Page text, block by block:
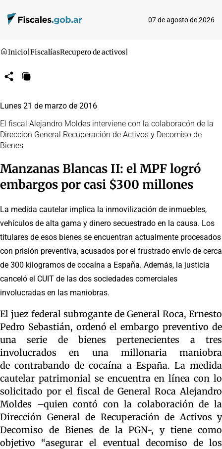
07 de agosto de 2026
Inicio FiscalíasRecupero de activos
CompartirCopiar
Lunes 21 de marzo de 2016
El fiscal Alejandro Moldes interviene con la colaboracón de la
Dirección General Recuperación de Activos y Decomiso de
Bienes
Manzanas Blancas II: el MPF logró
embargos por casi $300 millones
La medida cautelar implica la inmovilización de inmuebles,
vehículos de alta gama y dinero secuestrado en la causa. Los
titulares de esos bienes se encuentran actualmente procesados
con prisión preventiva, acusados por el frustrado envío de cerca
de 300 kilogramos de cocaína a España. Además, la justicia
canceló el CUIT de las dos sociedades comerciales
involucradas en las maniobras.
El juez federal subrogante de General Roca, Ernesto
Pedro Sebastián, ordenó el embargo preventivo de
una serie de bienes pertenecientes a tres
involucrados en una millonaria maniobra
de contrabando de cocaína a España. La medida
cautelar patrimonial se encuentra en línea con lo
solicitado por el fiscal de General Roca Alejandro
Moldes –quien contó con la colaboración de la
Dirección General de Recuperación de Activos y
Decomiso de Bienes de la PGN-, y tiene como
objetivo “asegurar el eventual decomiso de los